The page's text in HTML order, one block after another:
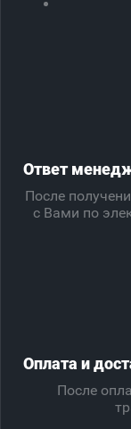
Ответ
После
с Вами по
Оплата и
После